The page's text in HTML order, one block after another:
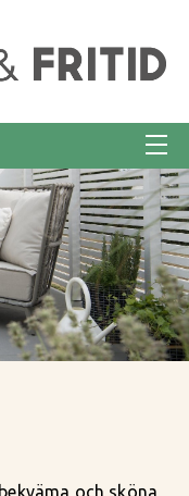
och sköna